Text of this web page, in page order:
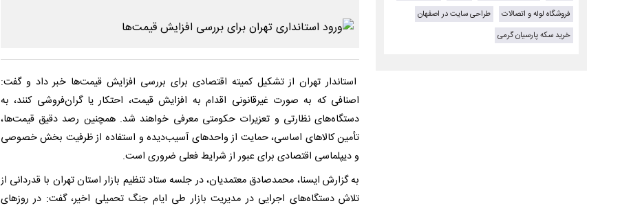
استاندار تهران از تشکیل کمیته اقتصادی برای بررسی افزایش قیمت‌ها خبر داد و گفت:
اصنافی که به‌ صورت غیرقانونی اقدام به افزایش قیمت، احتکار یا گران‌فروشی کنند، به
دستگاه‌های نظارتی و تعزیرات حکومتی معرفی خواهند شد. همچنین رصد دقیق قیمت‌ها،
تأمین کالاهای اساسی، حمایت از واحدهای آسیب‌دیده و استفاده از ظرفیت بخش خصوصی
و دیپلماسی اقتصادی برای عبور از شرایط فعلی ضروری است.
به گزارش ایسنا، محمدصادق معتمدیان، در جلسه ستاد تنظیم بازار استان تهران با قدردانی از
تلاش دستگاه‌های اجرایی در مدیریت بازار طی ایام جنگ تحمیلی اخیر، گفت: در روزهای
فروشگاه لوله و اتصالات
طراحی سایت در اصفهان
خرید سکه پارسیان گرمی